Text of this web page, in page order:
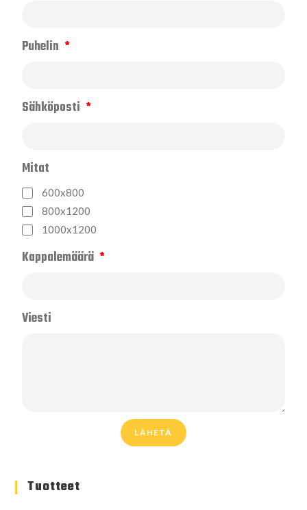
Puhelin
Sähköposti
Mitat
600x800
800x1200
1000x1200
Kappalemäärä
Viesti
LÄHETÄ
Tuotteet